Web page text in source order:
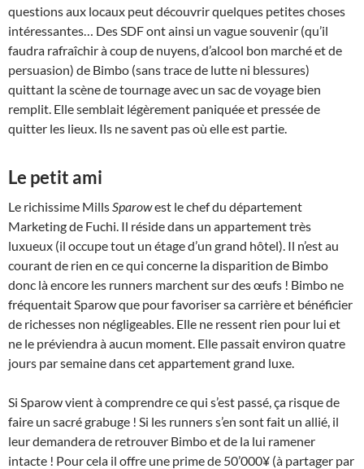
questions aux locaux peut découvrir quelques petites choses
intéressantes… Des SDF ont ainsi un vague souvenir (qu’il
faudra rafraîchir à coup de nuyens, d’alcool bon marché et de
persuasion) de Bimbo (sans trace de lutte ni blessures)
quittant la scène de tournage avec un sac de voyage bien
remplit. Elle semblait légèrement paniquée et pressée de
quitter les lieux. Ils ne savent pas où elle est partie.
Le petit ami
Le richissime MillsSparowest le chef du département
Marketing de Fuchi. Il réside dans un appartement très
luxueux (il occupe tout un étage d’un grand hôtel). Il n’est au
courant de rien en ce qui concerne la disparition de Bimbo
donc là encore les runners marchent sur des œufs ! Bimbo ne
fréquentait Sparow que pour favoriser sa carrière et bénéficier
de richesses non négligeables. Elle ne ressent rien pour lui et
ne le préviendra à aucun moment. Elle passait environ quatre
jours par semaine dans cet appartement grand luxe.
Si Sparow vient à comprendre ce qui s’est passé, ça risque de
faire un sacré grabuge ! Si les runners s’en sont fait un allié, il
leur demandera de retrouver Bimbo et de la lui ramener
intacte ! Pour cela il offre une prime de 50’000¥ (à partager par